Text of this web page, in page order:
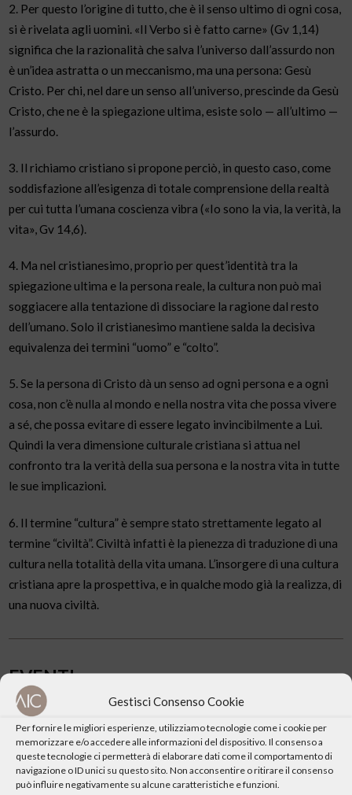
Gestisci Consenso Cookie
Per fornire le migliori esperienze, utilizziamo tecnologie come i cookie per
memorizzare e/o accedere alle informazioni del dispositivo. Il consenso a
queste tecnologie ci permetterà di elaborare dati come il comportamento di
navigazione o ID unici su questo sito. Non acconsentire o ritirare il consenso
può influire negativamente su alcune caratteristiche e funzioni.
2. Per questo l’origine di tutto, che è il senso ultimo di ogni cosa,
si è rivelata agli uomini. «Il Verbo si è fatto carne» (Gv 1,14)
significa che la razionalità che salva l’universo dall’assurdo non
è un’idea astratta o un meccanismo, ma una persona: Gesù
Cristo. Per chi, nel dare un senso all’universo, prescinde da Gesù
Cristo, che ne è la spiegazione ultima, esiste solo — all’ultimo —
l’assurdo.
3. Il richiamo cristiano si propone perciò, in questo caso, come
soddisfazione all’esigenza di totale comprensione della realtà
per cui tutta l’umana coscienza vibra («Io sono la via, la verità, la
vita», Gv 14,6).
4. Ma nel cristianesimo, proprio per quest’identità tra la
spiegazione ultima e la persona reale, la cultura non può mai
soggiacere alla tentazione di dissociare la ragione dal resto
dell’umano. Solo il cristianesimo mantiene salda la decisiva
equivalenza dei termini “uomo” e “colto”.
5. Se la persona di Cristo dà un senso ad ogni persona e a ogni
cosa, non c’è nulla al mondo e nella nostra vita che possa vivere
a sé, che possa evitare di essere legato invincibilmente a Lui.
Quindi la vera dimensione culturale cristiana si attua nel
confronto tra la verità della sua persona e la nostra vita in tutte
le sue implicazioni.
6. Il termine “cultura” è sempre stato strettamente legato al
termine “civiltà”. Civiltà infatti è la pienezza di traduzione di una
cultura nella totalità della vita umana. L’insorgere di una cultura
cristiana apre la prospettiva, e in qualche modo già la realizza, di
una nuova civiltà.
EVENTI
AGO. 10, 2024
Corfinio (Aq): Cchiù luntane de li
luntane stelle